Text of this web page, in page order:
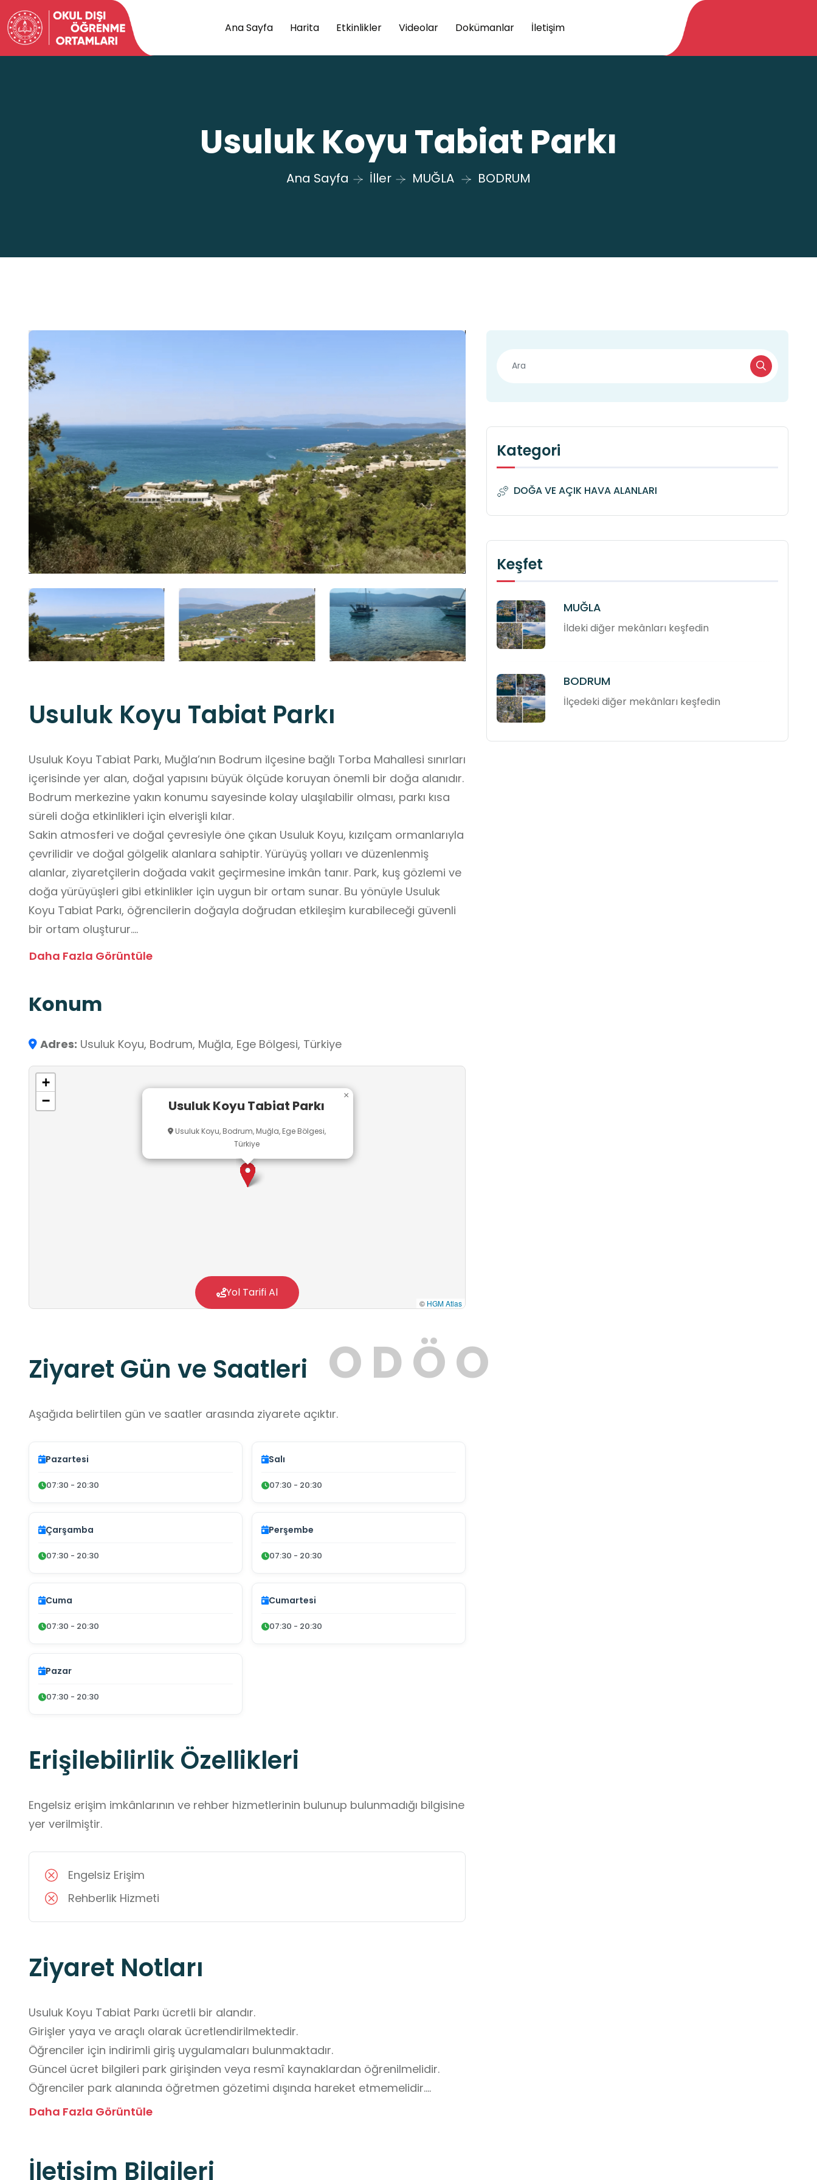
Ana Sayfa Harita Etkinlikler Videolar Dokümanlar İletişim
O DÖO
Usuluk Koyu Tabiat Parkı
Ana Sayfa İller MUĞLA BODRUM
Usuluk Koyu Tabiat Parkı
Usuluk Koyu Tabiat Parkı, Muğla’nın Bodrum ilçesine bağlı Torba Mahallesi sınırları
içerisinde yer alan, doğal yapısını büyük ölçüde koruyan önemli bir doğa alanıdır.
Bodrum merkezine yakın konumu sayesinde kolay ulaşılabilir olması, parkı kısa
süreli doğa etkinlikleri için elverişli kılar.
Sakin atmosferi ve doğal çevresiyle öne çıkan Usuluk Koyu, kızılçam ormanlarıyla
çevrilidir ve doğal gölgelik alanlara sahiptir. Yürüyüş yolları ve düzenlenmiş
alanlar, ziyaretçilerin doğada vakit geçirmesine imkân tanır. Park, kuş gözlemi ve
doğa yürüyüşleri gibi etkinlikler için uygun bir ortam sunar. Bu yönüyle Usuluk
Koyu Tabiat Parkı, öğrencilerin doğayla doğrudan etkileşim kurabileceği güvenli
bir ortam oluşturur.
ortamı sunar.
Daha Fazla Görüntüle
Konum
Adres: Usuluk Koyu, Bodrum, Muğla, Ege Bölgesi, Türkiye
Usuluk Koyu Tabiat Parkı
Usuluk Koyu, Bodrum, Muğla, Ege Bölgesi,
Türkiye
×
+
−
© HGM Atlas
Yol Tarifi Al
Ziyaret Gün ve Saatleri
Aşağıda belirtilen gün ve saatler arasında ziyarete açıktır.
Pazartesi
07:30 - 20:30
Salı
07:30 - 20:30
Çarşamba
07:30 - 20:30
Perşembe
07:30 - 20:30
Cuma
07:30 - 20:30
Cumartesi
07:30 - 20:30
Pazar
07:30 - 20:30
Erişilebilirlik Özellikleri
Engelsiz erişim imkânlarının ve rehber hizmetlerinin bulunup bulunmadığı bilgisine
yer verilmiştir.
Engelsiz Erişim
Rehberlik Hizmeti
Ziyaret Notları
Usuluk Koyu Tabiat Parkı ücretli bir alandır.
Girişler yaya ve araçlı olarak ücretlendirilmektedir.
Öğrenciler için indirimli giriş uygulamaları bulunmaktadır.
Güncel ücret bilgileri park girişinden veya resmî kaynaklardan öğrenilmelidir.
Öğrenciler park alanında öğretmen gözetimi dışında hareket etmemelidir.
Ormanlık alanlarda koşulmamalı, dikkatli yürünmelidir.
Uyarı levhalarına ve park kurallarına mutlaka uyulmalıdır.
Daha Fazla Görüntüle
İletişim Bilgileri
Kategori
DOĞA VE AÇIK HAVA ALANLARI
Keşfet
MUĞLA
İldeki diğer mekânları keşfedin
BODRUM
İlçedeki diğer mekânları keşfedin